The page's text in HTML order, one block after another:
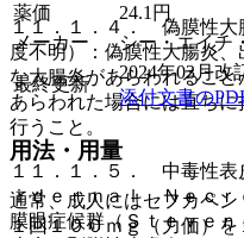
１１．１．４． 偽膜性大
度不明）：偽膜性大腸炎
な大腸炎があらわれるこ
あらわれた場合には直ち
行うこと。
１１．１．５． 中毒性
ｉｄｅｒｍａｌ Ｎｅｃｒ
膜眼症候群（Ｓｔｅｖｅ
薬価
24.1 円
メーカー
シー・エイチ
最終更新
2024年03月改
添付文書の
用法・用量
通常、成人にはセフカペ
１回１００ｍｇ（力価）